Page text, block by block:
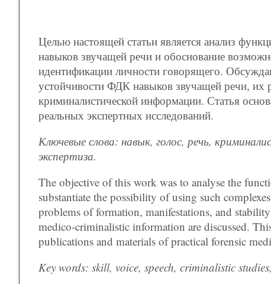
Целью настоящей статьи является анализ
навыков звучащей речи и обоснование
идентификации личности говорящего.
устойчивости ФДК навыков звучащей речи, их
криминалистической информации. Статья
реальных экспертных исследований.
Ключевые слова: навык, голос, речь,
экспертиза.
The objective of this work was to analyse the
substantiate the possibility of using such
problems of formation, manifestations, and
medico-criminalistic information are discussed.
publications and materials of practical forensic
Key words: skill, voice, speech, criminalistic